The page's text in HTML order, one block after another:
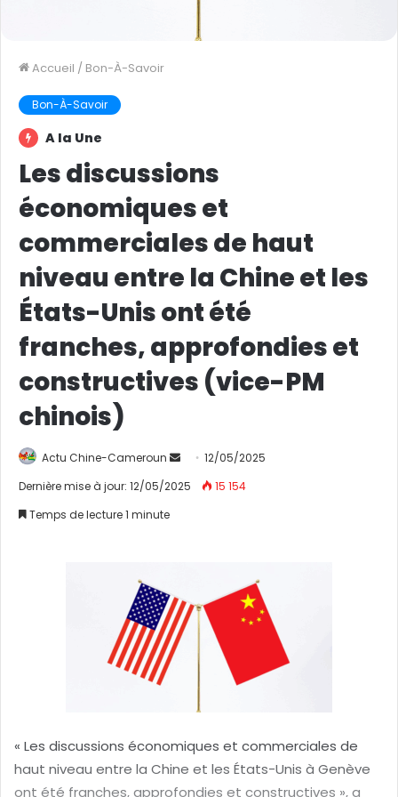
Accueil / Bon-À-Savoir
Bon-À-Savoir
A la Une
Les discussions
économiques et
commerciales de haut
niveau entre la Chine et les
États-Unis ont été
franches, approfondies et
constructives (vice-PM
chinois)
Actu Chine-Cameroun
n
u
n
e
12/05/2025
Dernière mise à jour: 12/05/2025
15 154
Temps de lecture 1 minute
« Les discussions économiques et commerciales de
haut niveau entre la Chine et les États-Unis à Genève
ont été franches, approfondies et constructives », a